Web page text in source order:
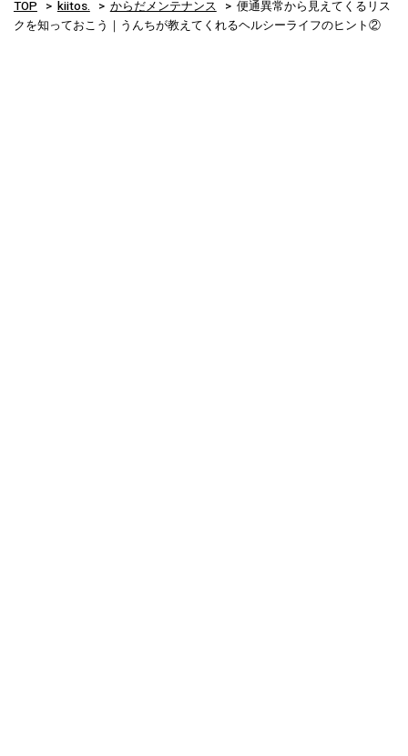
TOP kiitos. からだメンテナンス
便通異常から見えてくるリス
クを知っておこう｜うんちが教えてくれるヘルシーライフのヒント②